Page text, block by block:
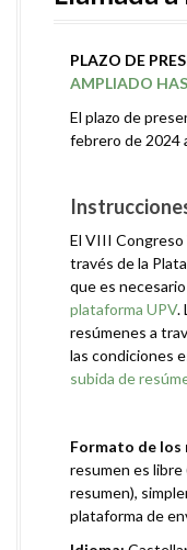
PLAZO DE
AMPLIADO
El plazo de
febrero de 2024
El VIII Congreso
través de la
que es
plataforma UPV.
resúmenes a
las condiciones
subida de
Formato de los
resumen es libre
resumen),
plataforma de